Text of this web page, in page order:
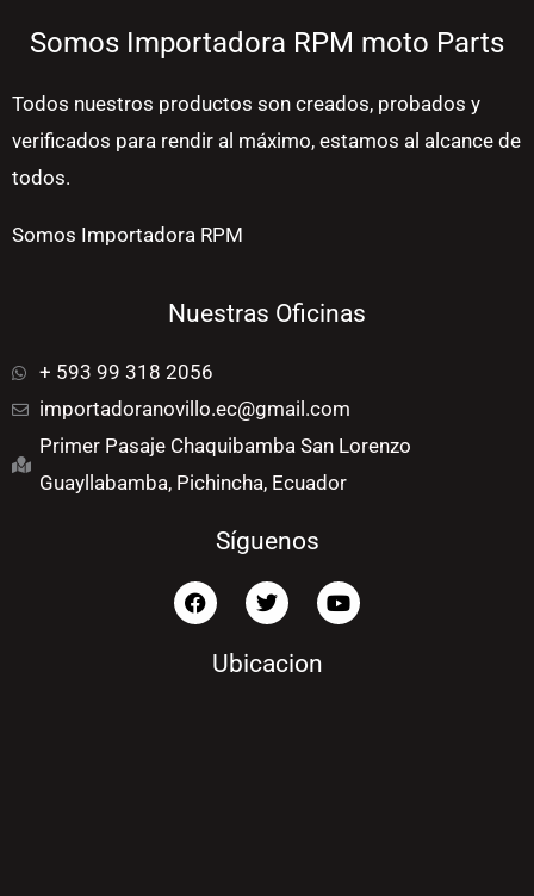
Somos Importadora RPM moto Parts
Todos nuestros productos son creados, probados y
verificados para rendir al máximo, estamos al alcance de
todos.
Somos Importadora RPM
Nuestras Oficinas
+ 593 99 318 2056
importadoranovillo.ec@gmail.com
Primer Pasaje Chaquibamba San Lorenzo
Guayllabamba, Pichincha, Ecuador
Síguenos
F
a
T
w
t
t
Y
o
Ubicacion